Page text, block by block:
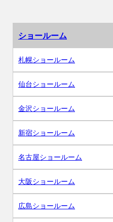
ショールーム
札幌ショールーム
仙台ショールーム
金沢ショールーム
新宿ショールーム
名古屋ショールーム
大阪ショールーム
広島ショールーム